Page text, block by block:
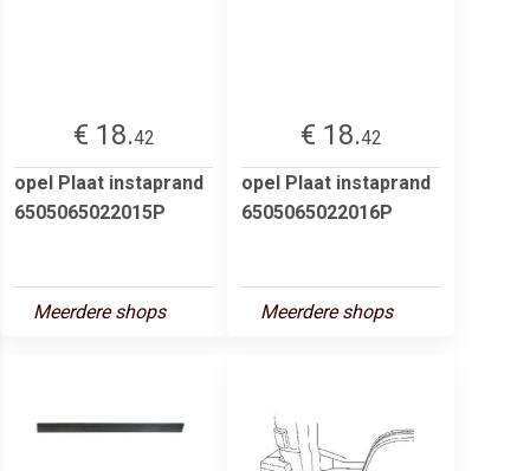
€ 18.42
opel Plaat instaprand
6505065022015P
Meerdere shops
€ 18.42
opel Plaat instaprand
6505065022016P
Meerdere shops